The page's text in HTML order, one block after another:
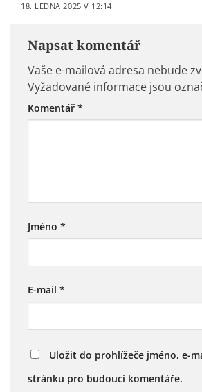
18. LEDNA 2025 V 12:14
Napsat komentář
Vaše e-mailová adresa nebude
Vyžadované informace jsou
Komentář *
Jméno *
E-mail *
Uložit do prohlížeče jméno, e-
stránku pro budoucí komentáře.